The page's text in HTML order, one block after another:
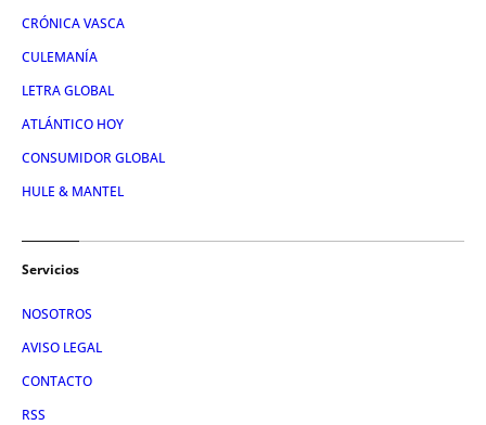
CRÓNICA VASCA
CULEMANÍA
LETRA GLOBAL
ATLÁNTICO HOY
CONSUMIDOR GLOBAL
HULE & MANTEL
Servicios
NOSOTROS
AVISO LEGAL
CONTACTO
RSS